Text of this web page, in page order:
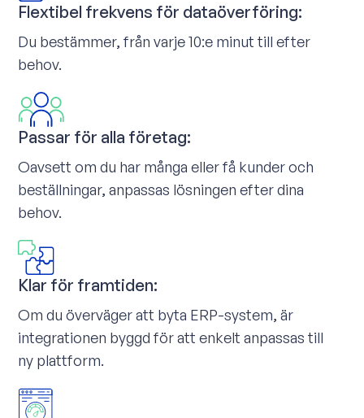
Flextibel frekvens för dataöverföring:
Du bestämmer, från varje 10:e minut till efter
behov.
Passar för alla företag:
Oavsett om du har många eller få kunder och
beställningar, anpassas lösningen efter dina
behov.
Klar för framtiden:
Om du överväger att byta ERP-system, är
integrationen byggd för att enkelt anpassas till
ny plattform.